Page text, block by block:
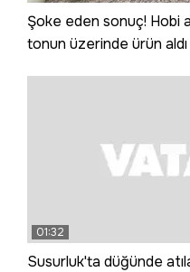
Şoke eden sonuç! Hobi
tonun üzerinde ürün aldı
01:32
Susurluk'ta düğünde